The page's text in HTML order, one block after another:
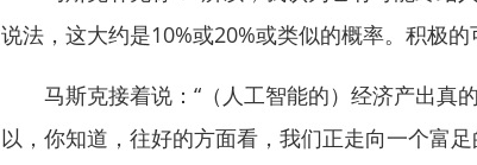
说法，这大约是10%或20%或类似的概率。积极
马斯克接着说：“（人工智能的）经济产出真
以，你知道，往好的方面看，我们正走向一个富